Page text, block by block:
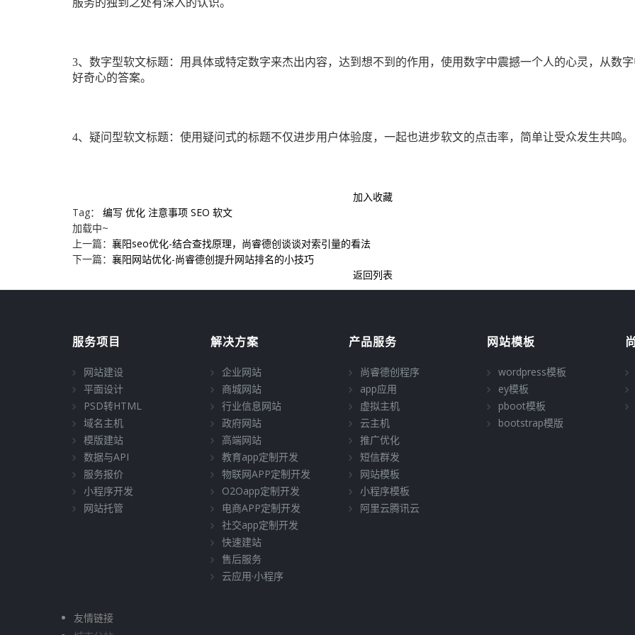
服务的独到之处有深入的认识。
3、数字型软文标题：用具体或特定数字来杰出内容，达到想不到的作用，使用数字中震撼一个人的心灵，从数
好奇心的答案。
4、疑问型软文标题：使用疑问式的标题不仅进步用户体验度，一起也进步软文的点击率，简单让受众发生共鸣。
加入收藏
Tag：
编写 优化 注意事项 SEO 软文
加载中~
上一篇： 襄阳seo优化-结合查找原理，尚睿德创谈谈对索引量的看法
下一篇： 襄阳网站优化-尚睿德创提升网站排名的小技巧
返回列表
服务项目
网站建设
平面设计
PSD转HTML
域名主机
模版建站
数据与API
服务报价
小程序开发
网站托管
解决方案
企业网站
商城网站
行业信息网站
政府网站
高端网站
教育app定制开发
物联网APP定制开发
O2Oapp定制开发
电商APP定制开发
社交app定制开发
快速建站
售后服务
云应用·小程序
产品服务
尚睿德创程序
app应用
虚拟主机
云主机
推广优化
短信群发
网站模板
小程序模板
阿里云腾讯云
网站模板
wordpress模板
ey模板
pboot模板
bootstrap模版
友情链接